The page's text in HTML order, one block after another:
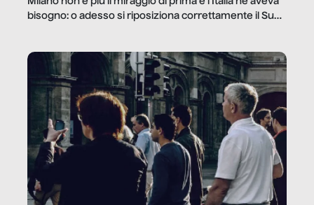
bisogno: o adesso si riposiziona correttamente il Sud